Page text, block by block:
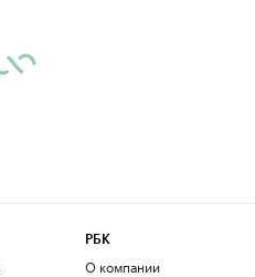
РБК
О компании